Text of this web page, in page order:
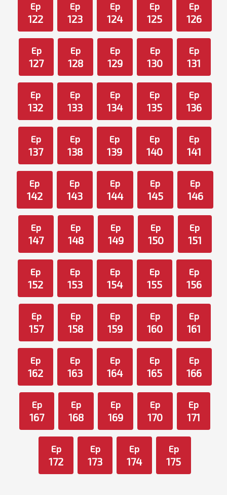
Ep
122
Ep
123
Ep
124
Ep
125
Ep
126
Ep
127
Ep
128
Ep
129
Ep
130
Ep
131
Ep
132
Ep
133
Ep
134
Ep
135
Ep
136
Ep
137
Ep
138
Ep
139
Ep
140
Ep
141
Ep
142
Ep
143
Ep
144
Ep
145
Ep
146
Ep
147
Ep
148
Ep
149
Ep
150
Ep
151
Ep
152
Ep
153
Ep
154
Ep
155
Ep
156
Ep
157
Ep
158
Ep
159
Ep
160
Ep
161
Ep
162
Ep
163
Ep
164
Ep
165
Ep
166
Ep
167
Ep
168
Ep
169
Ep
170
Ep
171
Ep
172
Ep
173
Ep
174
Ep
175